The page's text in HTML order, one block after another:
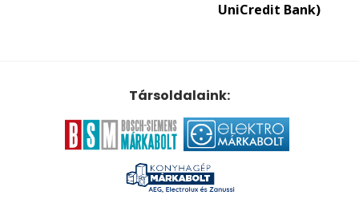
UniCredit Bank)
Társoldalaink: